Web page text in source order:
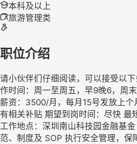
本科及以上
旅游管理类
职位介绍
请小伙伴们仔细阅读，可以接受以
作时间：周一至周五，早9晚6，周
薪资：3500/月，每月15号发放上个
有相关补贴 期望到岗时间：尽快 最
工作地点：深圳南山科技园金融基
范、制度及 SOP 执行安全管理，保